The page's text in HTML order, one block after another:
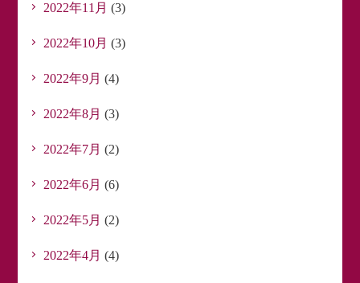
2022年11月 (3)
2022年10月 (3)
2022年9月 (4)
2022年8月 (3)
2022年7月 (2)
2022年6月 (6)
2022年5月 (2)
2022年4月 (4)